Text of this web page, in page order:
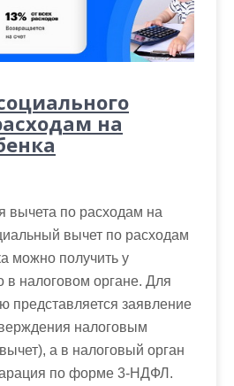
на
вычета по расходам на
вычет по расходам
можно получить у
в налоговом органе. Для
представляется заявление
налоговым
а в налоговый орган
по форме 3-НДФЛ.